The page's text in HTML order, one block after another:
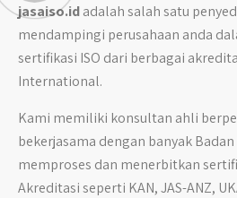
jasaiso.idadalah salah satu
mendampingi perusahaan anda
sertifikasi ISO dari berbagai
International.
Kami memiliki konsultan ahli
bekerjasama dengan banyak
memproses dan menerbitkan
Akreditasi seperti KAN, JAS-ANZ,